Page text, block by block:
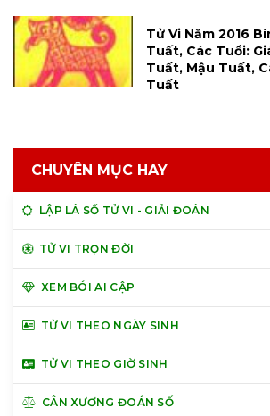
Tử Vi Năm 2016
Tuất, Các Tuổi:
Tuất, Mậu Tuất,
Tuất
CHUYÊN MỤC HAY
LẬP LÁ SỐ TỬ VI - GIẢI ĐOÁN
TỬ VI TRỌN ĐỜI
XEM BÓI AI CẬP
TỬ VI THEO NGÀY SINH
TỬ VI THEO GIỜ SINH
CÂN XƯƠNG ĐOÁN SỐ